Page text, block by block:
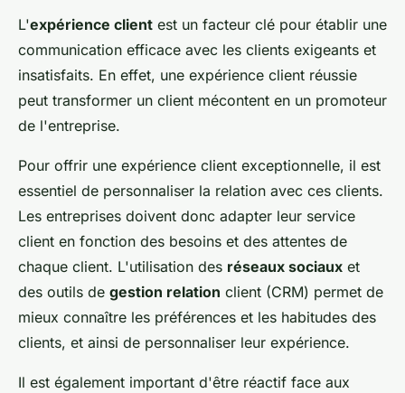
L'expérience client est un facteur clé pour établir une
communication efficace avec les clients exigeants et
insatisfaits. En effet, une expérience client réussie
peut transformer un client mécontent en un promoteur
de l'entreprise.
Pour offrir une expérience client exceptionnelle, il est
essentiel de personnaliser la relation avec ces clients.
Les entreprises doivent donc adapter leur service
client en fonction des besoins et des attentes de
chaque client. L'utilisation des réseaux sociaux et
des outils de gestion relation client (CRM) permet de
mieux connaître les préférences et les habitudes des
clients, et ainsi de personnaliser leur expérience.
Il est également important d'être réactif face aux